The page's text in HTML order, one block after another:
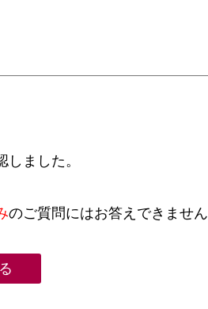
ました。
のご質問にはお答えできません